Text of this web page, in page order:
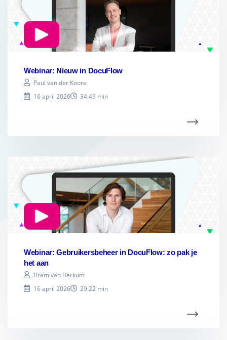
Webinar: Nieuw in DocuFlow
Paul van der Koore
16 april 2026
34:49 min
Webinar: Gebruikersbeheer in DocuFlow: zo pak je
het aan
Bram van Berkum
16 april 2026
29:22 min